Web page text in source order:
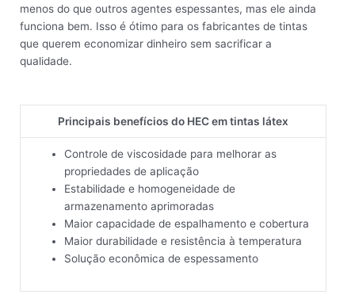
menos do que outros agentes espessantes, mas ele ainda
funciona bem. Isso é ótimo para os fabricantes de tintas
que querem economizar dinheiro sem sacrificar a
qualidade.
Principais benefícios do HEC em tintas látex
Controle de viscosidade para melhorar as
propriedades de aplicação
Estabilidade e homogeneidade de
armazenamento aprimoradas
Maior capacidade de espalhamento e cobertura
Maior durabilidade e resistência à temperatura
Solução econômica de espessamento